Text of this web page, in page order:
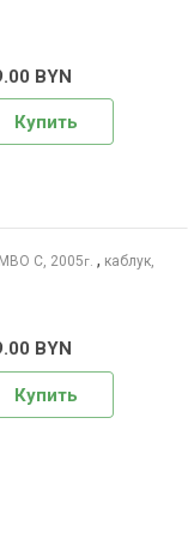
BYN
Купить
C, 2005г. , каблук,
BYN
Купить